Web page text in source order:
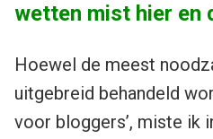
wetten mist hier en
Hoewel de meest
uitgebreid behandeld
voor bloggers’, miste ik